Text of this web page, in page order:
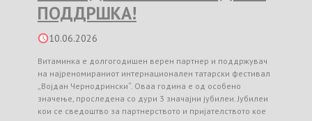
ПОДДРШКА!
10.06.2026
Витаминка е долгогодишен верен партнер и поддржувач
на најреномираниот интернационален татарски фестивал
„Војдан Чернодрински“. Оваа година е од особено
значење, проследена со дури 3 значајни јубилеи. Јубилеи
кои се сведоштво за партнерството и пријателството кое